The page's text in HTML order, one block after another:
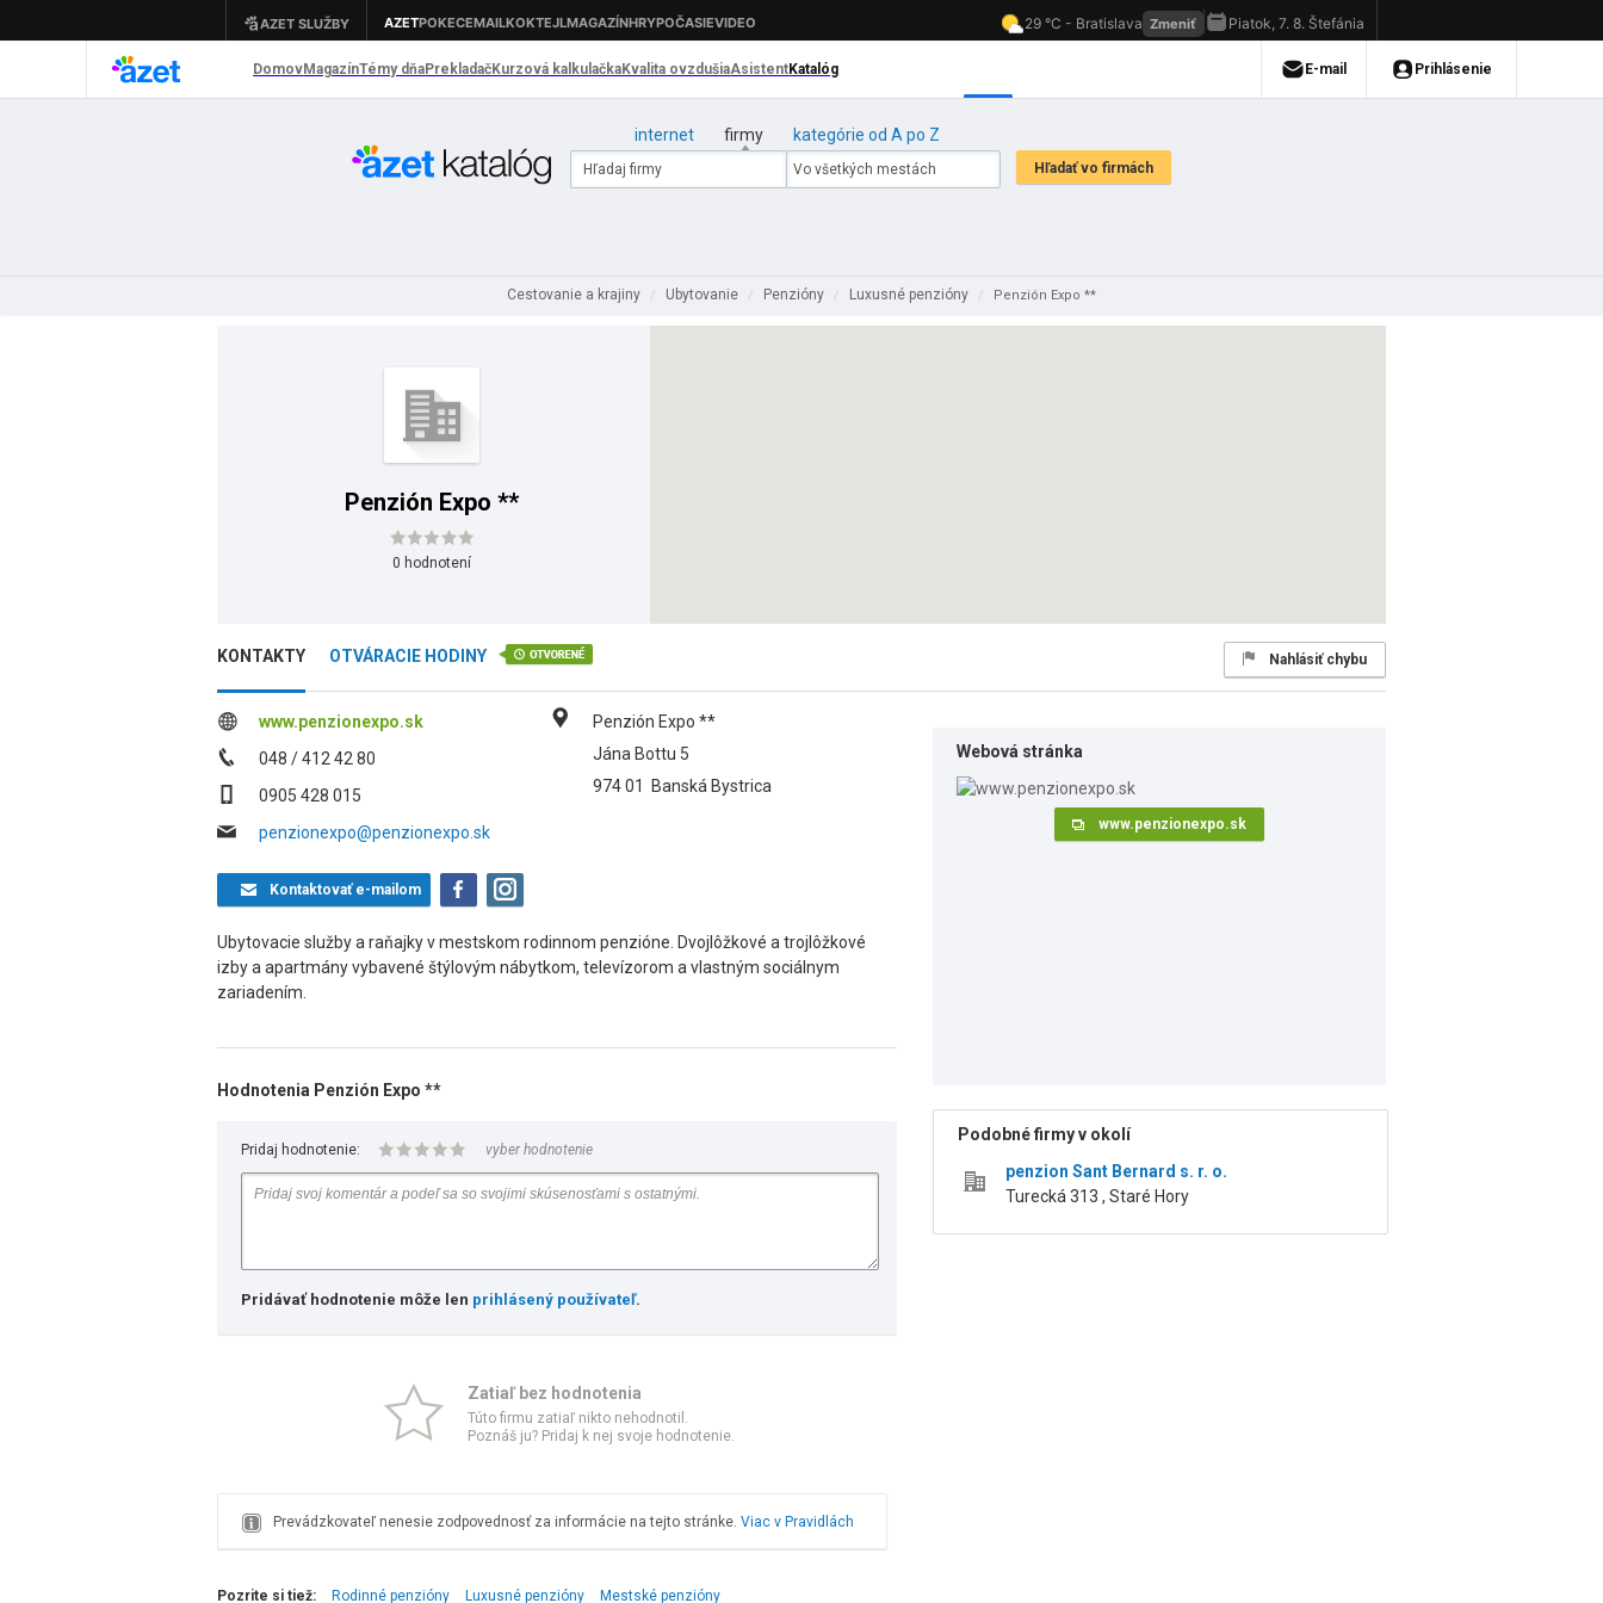
internet firmy kategórie od A po Z
Cestovanie a krajiny / Ubytovanie / Penzióny / Luxusné penzióny / Penzión Expo **
Penzión Expo **
0 hodnotení
KONTAKTY OTVÁRACIE HODINY Nahlásiť chybu
www.penzionexpo.sk
048 / 412 42 80
0905 428 015
penzionexpo@penzionexpo.sk
Penzión Expo **
Jána Bottu 5
974 01
Banská Bystrica
Kontaktovaťe-mailom
Ubytovacie služby a raňajky v mestskom rodinnom penzióne. Dvojlôžkové a trojlôžkové
izby a apartmány vybavené štýlovým nábytkom, televízorom a vlastným sociálnym
zariadením.
Hodnotenia Penzión Expo **
Pridaj hodnotenie: vyber hodnotenie
Pridávať hodnotenie môže len prihlásený používateľ.
Zatiaľ bez hodnotenia
Túto firmu zatiaľ nikto nehodnotil.
Poznáš ju? Pridaj k nej svoje hodnotenie.
Prevádzkovateľ nenesie zodpovednosť za informácie na tejto stránke. Viac v Pravidlách
Webová stránka
www.penzionexpo.sk
Podobné firmy v okolí
penzion Sant Bernard s. r. o.
Turecká 313 , Staré Hory
Pozrite si tiež: Rodinné penzióny Luxusné penzióny Mestské penzióny